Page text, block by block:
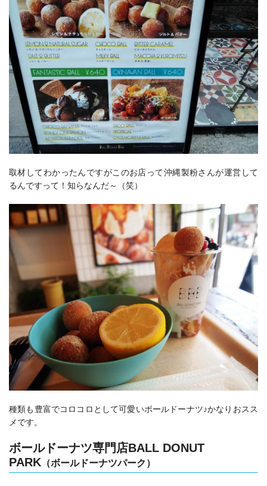
取材してわかったんですがこのお店って沖縄製粉さんが運営して
るんですって！知らなんだ～（笑）
種類も豊富でコロコロとして可愛いボールドーナツ♪かなりおスス
メです。
ボールドーナツ専門店BALL DONUT
PARK （ボールドーナツパーク）